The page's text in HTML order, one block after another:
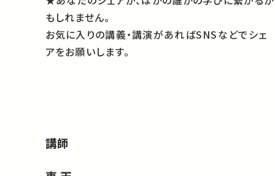
もしれません。
お気に入りの講義・講演があればSNSなどでシェ
アをお願いします。
講師